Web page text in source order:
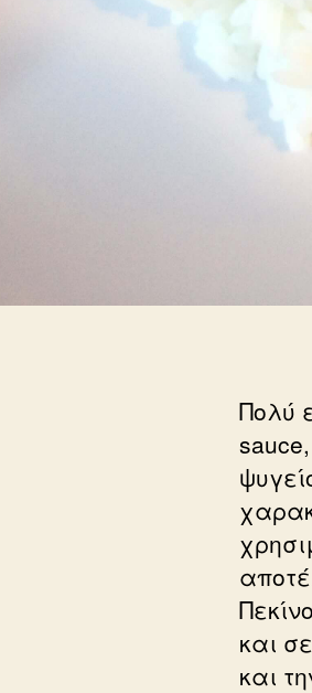
Πολύ
και
και